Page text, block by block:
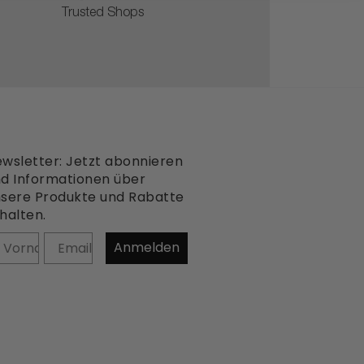
Trusted Shops
Jetzt abonnieren
Informationen über
Produkte und Rabatte
Anmelden